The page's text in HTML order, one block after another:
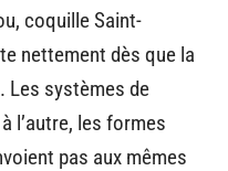
coquille Saint-
nettement dès que la
Les systèmes de
l’autre, les formes
pas aux mêmes